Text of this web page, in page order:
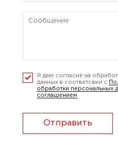
Я даю согласие на
данных в соответсвии с
обработки персональных
соглашением
Отправить